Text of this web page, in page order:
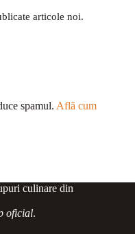
articole noi.
spamul. Află cum
culinare din
oficial.